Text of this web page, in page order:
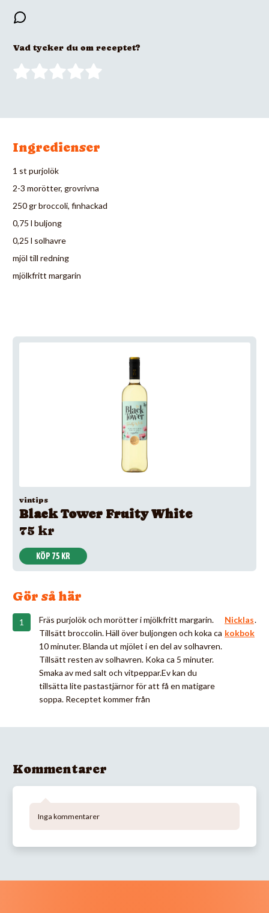
Vad tycker du om receptet?
Ingredienser
1 st purjolök
2-3 morötter, grovrivna
250 gr broccoli, finhackad
0,75 l buljong
0,25 l solhavre
mjöl till redning
mjölkfritt margarin
vintips
Black Tower Fruity White
75 kr
KÖP 75 KR
Gör så här
Fräs purjolök och morötter i mjölkfritt margarin.
Tillsätt broccolin. Häll över buljongen och koka ca
10 minuter. Blanda ut mjölet i en del av solhavren.
Tillsätt resten av solhavren. Koka ca 5 minuter.
Smaka av med salt och vitpeppar.Ev kan du
tillsätta lite pastastjärnor för att få en matigare
soppa. Receptet kommer från
Nicklas
kokbok
.
Kommentarer
Inga kommentarer